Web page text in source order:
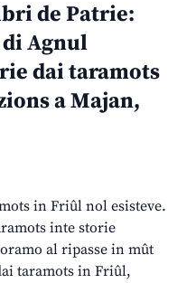
de Patrie:
di Agnul
dai taramots
a Majan,
in Friûl nol esisteve.
inte storie
al ripasse in mût
taramots in Friûl,